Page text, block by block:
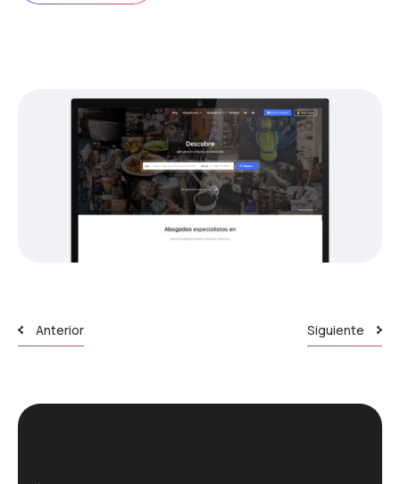
Anterior Siguiente